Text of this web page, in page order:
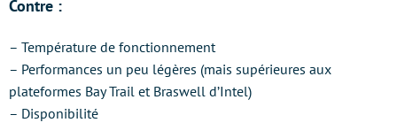
Contre :
– Température de fonctionnement
– Performances un peu légères (mais supérieures aux
plateformes Bay Trail et Braswell d’Intel)
– Disponibilité